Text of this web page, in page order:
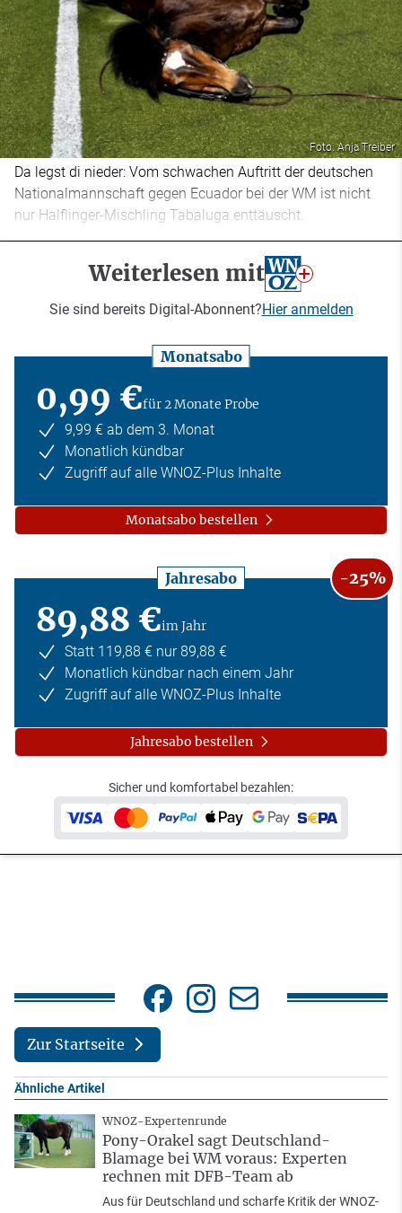
Foto: Anja Treiber
Da legst di nieder: Vom schwachen Auftritt der deutschen
Nationalmannschaft gegen Ecuador bei der WM ist nicht
nur Halflinger-Mischling Tabaluga enttäuscht.
Weiterlesen mit
Sie sind bereits Digital-Abonnent?Hier anmelden
Monatsabo
0,99 €für 2 Monate Probe
9,99 € ab dem 3. Monat
Monatlich kündbar
Zugriff auf alle WNOZ-Plus Inhalte
Monatsabo bestellen
Jahresabo -25%
89,88 €im Jahr
Statt 119,88 € nur 89,88 €
Monatlich kündbar nach einem Jahr
Zugriff auf alle WNOZ-Plus Inhalte
Jahresabo bestellen
Sicher und komfortabel bezahlen:
Zur Startseite
Ähnliche Artikel
WNOZ-Expertenrunde
Pony-Orakel sagt Deutschland-
Blamage bei WM voraus: Experten
rechnen mit DFB-Team ab
Aus für Deutschland und scharfe Kritik der WNOZ-